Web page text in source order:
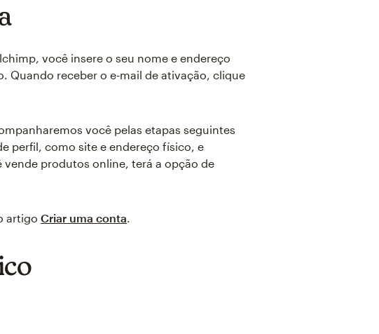
você insere o seu nome e endereço
Quando receber o e-mail de ativação, clique
você pelas etapas seguintes
perfil, como site e endereço físico, e
produtos online, terá a opção de
artigoCriar uma conta.